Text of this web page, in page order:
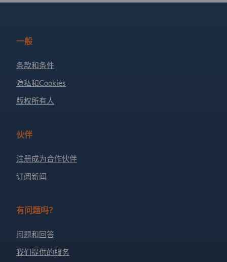
一般
条款和条件
隐私和Cookies
版权所有人
伙伴
注册成为合作伙伴
订阅新闻
有问题吗？
问题和回答
我们提供的服务